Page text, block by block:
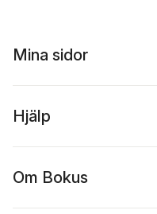
Mina sidor
Hjälp
Om Bokus